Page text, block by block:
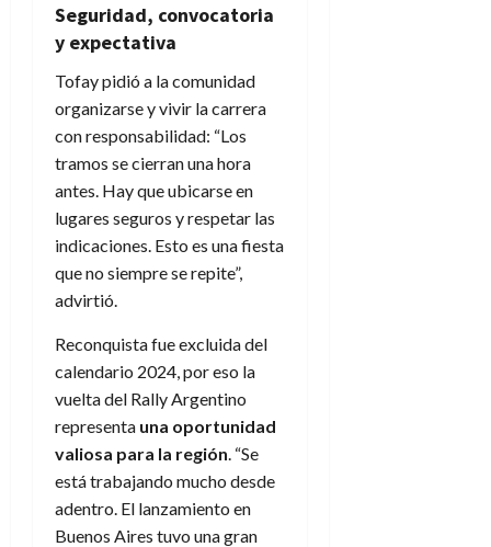
Seguridad, convocatoria
y expectativa
Tofay pidió a la comunidad
organizarse y vivir la carrera
con responsabilidad: “Los
tramos se cierran una hora
antes. Hay que ubicarse en
lugares seguros y respetar las
indicaciones. Esto es una fiesta
que no siempre se repite”,
advirtió.
Reconquista fue excluida del
calendario 2024, por eso la
vuelta del Rally Argentino
representa una oportunidad
valiosa para la región . “Se
está trabajando mucho desde
adentro. El lanzamiento en
Buenos Aires tuvo una gran